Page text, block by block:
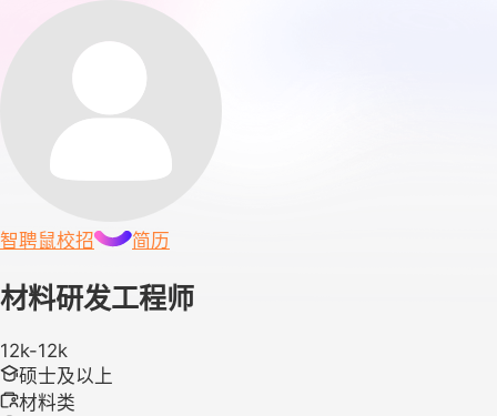
智聘鼠校招 简历
材料研发工程师
12k-12k
硕士及以上
材料类